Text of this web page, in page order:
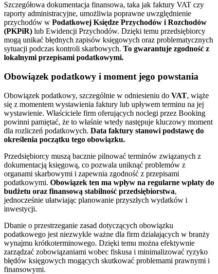
Szczegółowa dokumentacja finansowa, taka jak faktury VAT czy
raporty administracyjne, umożliwia poprawne uwzględnienie
przychodów w Podatkowej Księdze Przychodów i Rozchodów
(PKPiR) lub Ewidencji Przychodów. Dzięki temu przedsiębiorcy
mogą unikać błędnych zapisów księgowych oraz problematycznych
sytuacji podczas kontroli skarbowych. To gwarantuje zgodność z
lokalnymi przepisami podatkowymi.
Obowiązek podatkowy i moment jego powstania
Obowiązek podatkowy, szczególnie w odniesieniu do VAT, wiąże
się z momentem wystawienia faktury lub upływem terminu na jej
wystawienie. Właściciele firm oferujących noclegi przez Booking
powinni pamiętać, że to właśnie wtedy następuje kluczowy moment
dla rozliczeń podatkowych. Data faktury stanowi podstawę do
określenia początku tego obowiązku.
Przedsiębiorcy muszą bacznie pilnować terminów związanych z
dokumentacją księgową, co pozwala uniknąć problemów z
organami skarbowymi i zapewnia zgodność z przepisami
podatkowymi. Obowiązek ten ma wpływ na regularne wpłaty do
budżetu oraz finansową stabilność przedsiębiorstwa,
jednocześnie ułatwiając planowanie przyszłych wydatków i
inwestycji.
Dbanie o przestrzeganie zasad dotyczących obowiązku
podatkowego jest niezwykle ważne dla firm działających w branży
wynajmu krótkoterminowego. Dzięki temu można efektywnie
zarządzać zobowiązaniami wobec fiskusa i minimalizować ryzyko
błędów księgowych mogących skutkować problemami prawnymi i
finansowymi.